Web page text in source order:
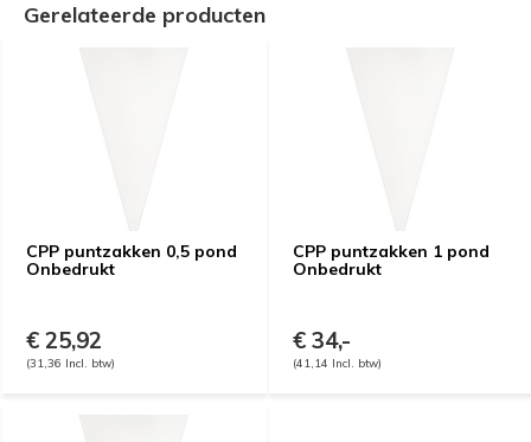
Gerelateerde producten
CPP puntzakken 0,5 pond
Onbedrukt
€ 25,92
(31,36 Incl. btw)
CPP puntzakken 1 pond
Onbedrukt
€ 34,-
(41,14 Incl. btw)